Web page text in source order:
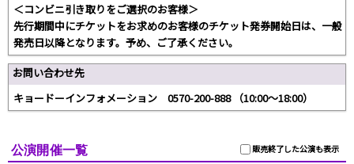
＜コンビニ引き取りをご選択のお客様＞
先行期間中にチケットをお求めのお客様のチケット発券開始日は、一般
発売日以降となります。予め、ご了承ください。
お問い合わせ先
キョードーインフォメーション 0570-200-888 （10:00～18:00）
販売終了した公演も表示
公演開催一覧